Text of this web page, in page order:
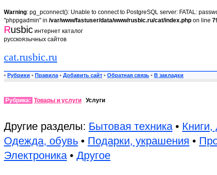
Warning: pg_pconnect(): Unable to connect to PostgreSQL server: FATAL:
"phppgadmin" in /var/www/fastuser/data/www/rusbic.ru/cat/index.php on line
Rusbic интернет каталог
русскоязычных сайтов
cat.rusbic.ru
• Рубрики • Правила • Добавить сайт • Обратная связь • В закладки
Рубрика: Товары и услуги Услуги
Другие разделы: Бытовая техника• Книги,
Одежда, обувь • Подарки, украшения •
Электроника• Другое